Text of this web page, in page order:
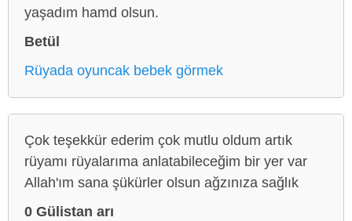
yaşadım hamd olsun.
Betül
Rüyada oyuncak bebek görmek
Çok teşekkür ederim çok mutlu oldum artık
rüyamı rüyalarıma anlatabileceğim bir yer var
Allah'ım sana şükürler olsun ağzınıza sağlık
0 Gülistan arı